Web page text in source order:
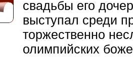
свадьбы его
выступал среди
торжественно
олимпийских